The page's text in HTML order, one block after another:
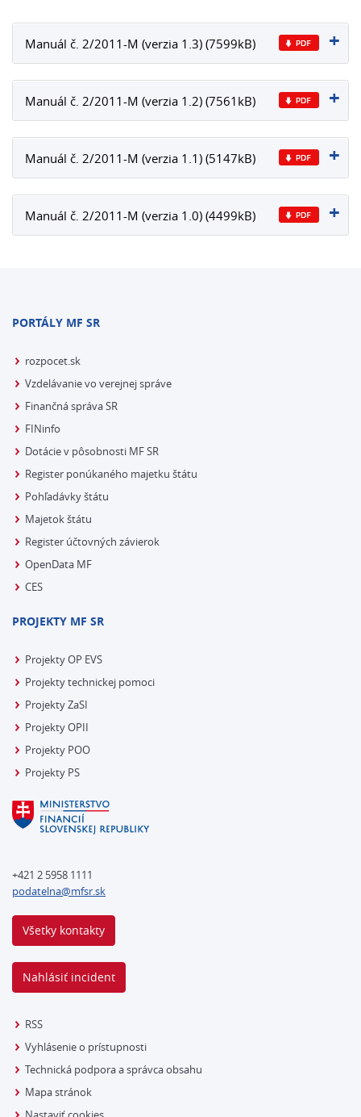
Manuál č. 2/2011-M (verzia 1.3) (7599kB)
Manuál č. 2/2011-M (verzia 1.2) (7561kB)
Manuál č. 2/2011-M (verzia 1.1) (5147kB)
Manuál č. 2/2011-M (verzia 1.0) (4499kB)
PORTÁLY MF SR
rozpocet.sk
Vzdelávanie vo verejnej správe
Finančná správa SR
FINinfo
Dotácie v pôsobnosti MF SR
Register ponúkaného majetku štátu
Pohľadávky štátu
Majetok štátu
Register účtovných závierok
OpenData MF
CES
PROJEKTY MF SR
Projekty OP EVS
Projekty technickej pomoci
Projekty ZaSI
Projekty OPII
Projekty POO
Projekty PS
+421 2 5958 1111
podatelna@mfsr.sk
Všetky kontakty
Nahlásiť incident
RSS
Vyhlásenie o prístupnosti
Technická podpora a správca obsahu
Mapa stránok